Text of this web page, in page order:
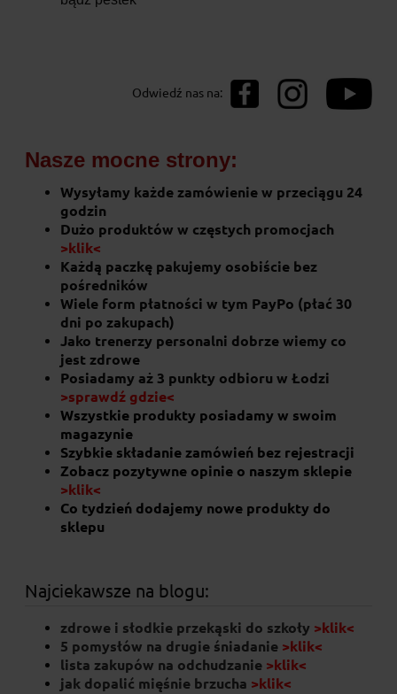
Odwiedź nas na:
Nasze mocne strony:
Wysyłamy każde zamówienie w przeciągu 24
godzin
Dużo produktów w częstych promocjach
>klik<
Każdą paczkę pakujemy osobiście bez
pośredników
Wiele form płatności w tym PayPo (płać 30
dni po zakupach)
Jako trenerzy personalni dobrze wiemy co
jest zdrowe
Posiadamy aż 3 punkty odbioru w Łodzi
>sprawdź gdzie<
Wszystkie produkty posiadamy w swoim
magazynie
Szybkie składanie zamówień bez rejestracji
Zobacz pozytywne opinie o naszym sklepie
>klik<
Co tydzień dodajemy nowe produkty do
sklepu
Najciekawsze na blogu:
zdrowe i słodkie przekąski do szkoły >klik<
5 pomysłów na drugie śniadanie >klik<
lista zakupów na odchudzanie >klik<
jak dopalić mięśnie brzucha >klik<